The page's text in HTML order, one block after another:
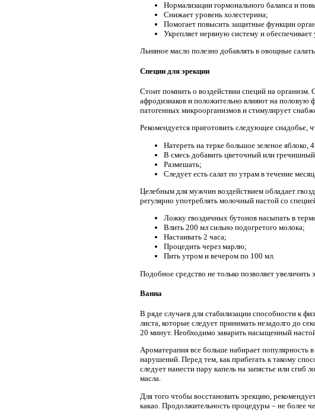
Нормализации гормонального баланса и
Снижает уровень холестерина;
Помогает повысить защитные функции
Укрепляет нервную систему и
Льняное масло полезно добавлять в овощные
Специи для эрекции
Стоит помнить о воздействии специй на
афродизиаков и положительно влияют на
патогенных микроорганизмов и стимулирует
Рекомендуется приготовить следующее снадобье,
Натереть на терке большое зеленое
В смесь добавить цветочный или
Размешать;
Следует есть салат по утрам в течение
Целебным для мужчин воздействием обладает
регулярно употреблять молочный настой со
Ложку гвоздичных бутонов насыпать в
Влить 200 мл сильно подогретого молока;
Настаивать 2 часа;
Процедить через марлю;
Пить утром и вечером по 100 мл.
Подобное средство не только позволяет
Ванна
В ряде случаев для стабилизации способности к
листа, которые следует принимать незадолго до
20 минут. Необходимо заварить насыщенный
Ароматерапия все больше набирает
нарушений. Перед тем, как прибегать к такому
следует нанести пару капель на запястье или
масла.
Для того чтобы восстановить эрекцию,
какао. Продолжительность процедуры – не более